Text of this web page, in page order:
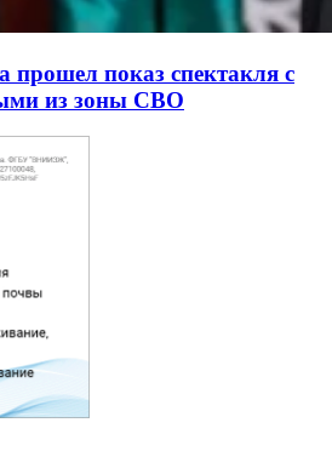
прошел показ спектакля с
из зоны СВО